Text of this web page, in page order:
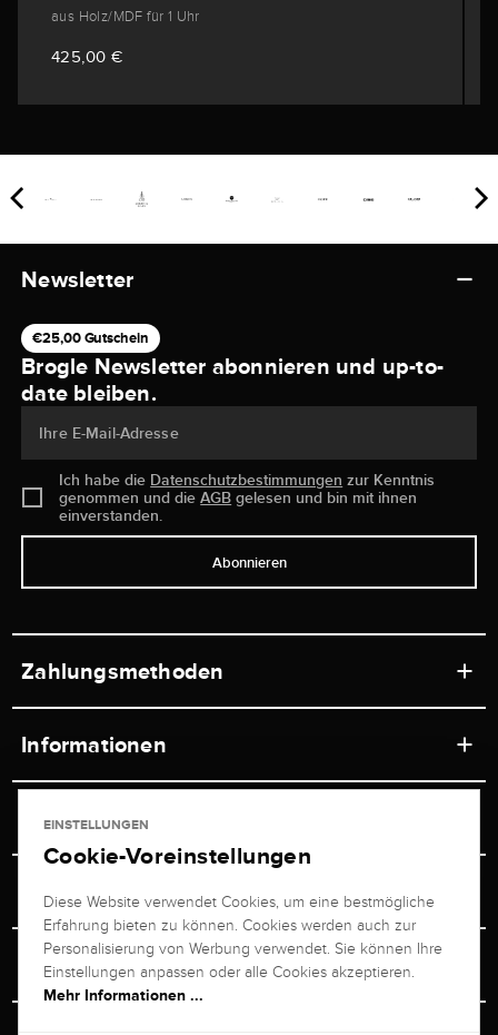
aus Holz/MDF für 1 Uhr
425,00 €
Newsletter
€25,00 Gutschein
Brogle Newsletter abonnieren und up-to-
date bleiben.
Ihre E-Mail-Adresse
Ich habe die Datenschutzbestimmungen zur Kenntnis
genommen und dieAGB gelesen und bin mit ihnen
einverstanden.
Abonnieren
Zahlungsmethoden
Informationen
Ladengeschäft
Versand & Zahlung
Ratgeber
Service
Newsletterabmeldung
Retouren-Service
Juwelier Brogle
Über uns
Unternehmen
Persönlicher Berater
EINSTELLUNGEN
Cookie-Voreinstellungen
Diese Website verwendet Cookies, um eine bestmögliche
Erfahrung bieten zu können. Cookies werden auch zur
Personalisierung von Werbung verwendet. Sie können Ihre
Einstellungen anpassen oder alle Cookies akzeptieren.
Mehr Informationen ...